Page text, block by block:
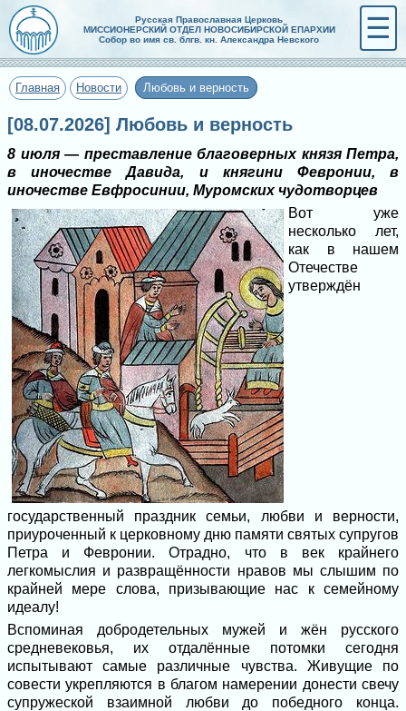
Русская Православная Церковь
МИССИОНЕРСКИЙ ОТДЕЛ НОВОСИБИРСКОЙ ЕПАРХИИ
Собор во имя св. блгв. кн. Александра Невского
☰
Главная Новости Любовь и верность
[08.07.2026] Любовь и верность
8 июля — преставление благоверных князя Петра,
в иночестве Давида, и княгини Февронии, в
иночестве Евфросинии, Муромских чудотворцев
Вот уже
несколько лет,
как в нашем
Отечестве
утверждён
государственный праздник семьи, любви и верности,
приуроченный к церковному дню памяти святых супругов
Петра и Февронии. Отрадно, что в век крайнего
легкомыслия и развращённости нравов мы слышим по
крайней мере слова, призывающие нас к семейному
идеалу!
Вспоминая добродетельных мужей и жён русского
средневековья, их отдалённые потомки сегодня
испытывают самые различные чувства. Живущие по
совести укрепляются в благом намерении донести свечу
супружеской взаимной любви до победного конца.